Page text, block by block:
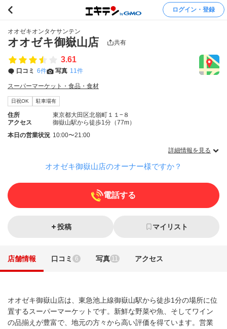
ログイン・登録
オオゼキオンタケサンテン
オオゼキ御嶽山店 共有
3.61
口コミ 6件 写真 11件
スーパーマーケット・食品・食材
日祝OK 駐車場有
住所
東京都大田区北嶺町１１−８
アクセス
御嶽山駅から徒歩1分（77m）
本日の営業状況 10:00〜21:00
詳細情報を見る
オオゼキ御嶽山店のオーナー様ですか？
電話する
投稿 マイリスト
店舗情報 口コミ 6 写真 11 アクセス
オオゼキ御嶽山店は、東急池上線御嶽山駅から徒歩1分の場所に位
置するスーパーマーケットです。新鮮な野菜や魚、そしてワイン
の品揃えが豊富で、地元の方々から高い評価を得ています。営業